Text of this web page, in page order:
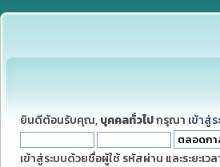
ยินดีต้อนรับคุณ, บุคคลทั่วไปกรุณา เข้าสู่
เข้าสู่ระบบด้วยชื่อผู้ใช้ รหัสผ่าน และระยะเว